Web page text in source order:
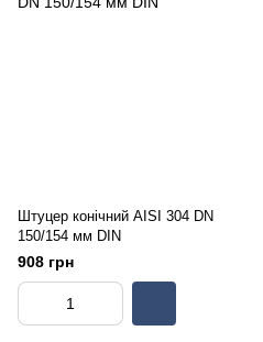
Штуцер конічний AISI 304 DN
150/154 мм DIN
908 грн